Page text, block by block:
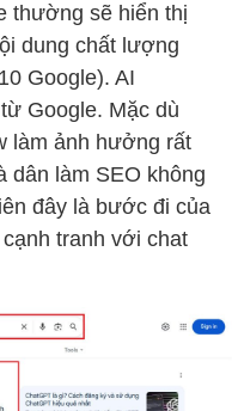
thường sẽ hiển thị
dung chất lượng
Google). AI
Google. Mặc dù
làm ảnh hưởng rất
dân làm SEO không
đây là bước đi của
tranh với chat